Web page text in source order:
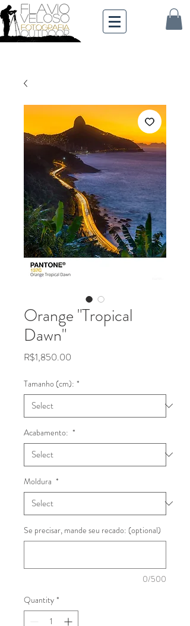
Orange "Tropical
Dawn"
R$1,850.00
Tamanho (cm): *
Acabamento: *
Moldura *
Se precisar, mande seu recado: (optional)
0/500
Quantity *